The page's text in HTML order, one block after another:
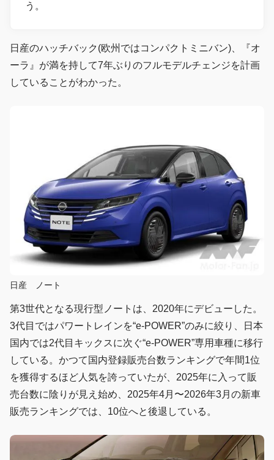
う。
日産のハッチバック(欧州ではコンパクトミニバン)、『オ
ーラ』が満を持して7年ぶりのフルモデルチェンジを計画
していることがわかった。
日産 ノート
第3世代となる現行型ノートは、2020年にデビューした。
3代目ではパワートレインを“e-POWER”のみに絞り、日本
国内では2代目キックスに次ぐ“e-POWER”専用車種に移行
している。かつて国内登録販売台数ランキングで年間1位
を獲得するほど人気を誇っていたが、2025年に入って販
売台数に陰りが見え始め、2025年4月〜2026年3月の新車
販売ランキングでは、10位へと後退している。